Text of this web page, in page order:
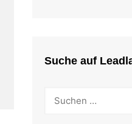
Suche auf